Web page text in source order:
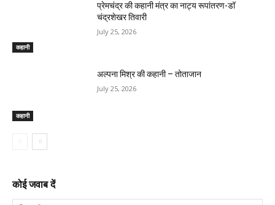
कहानी
प्रेमचंद्र की कहानी मंत्र का नाट्य रूपांतरण-डॉ
चंद्रशेखर तिवारी
July 25, 2026
कहानी
अल्पना मिश्र की कहानी – तोताजान
July 25, 2026
कोई जवाब दें